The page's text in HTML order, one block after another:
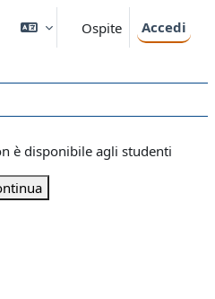
Ospite Accedi
è disponibile agli studenti